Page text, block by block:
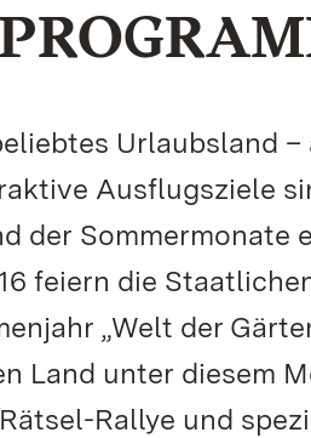
Urlaubsland –
Ausflugsziele
der Sommermonate
feiern die
„Welt der
Land unter diesem
Rallye und